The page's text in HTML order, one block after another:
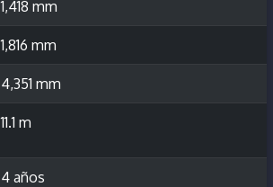
1,418 mm
1,816 mm
4,351 mm
11.1 m
4 años